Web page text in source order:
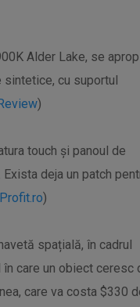
Alder Lake, se
sintetice, cu suportul
)
touch și panoul de
deja un patch
Profit.ro)
spațială, în cadrul
care un obiect ceresc
care va costa $330